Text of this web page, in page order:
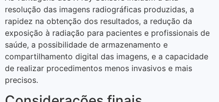
resolução das imagens radiográficas produzidas, a
rapidez na obtenção dos resultados, a redução da
exposição à radiação para pacientes e profissionais de
saúde, a possibilidade de armazenamento e
compartilhamento digital das imagens, e a capacidade
de realizar procedimentos menos invasivos e mais
precisos.